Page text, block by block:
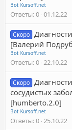
Bot Kursoff.net
Ответы 0 01.12.22
Скоро
[Валерий
Bot Kursoff.net
Ответы 0 22.10.22
Скоро
сосудистых
[humberto.2.0]
Bot Kursoff.net
Ответы 0 25.10.22